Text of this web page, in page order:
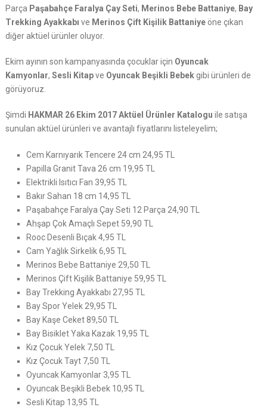
Parça Paşabahçe Faralya Çay Seti, Merinos Bebe Battaniye, Bay
Trekking Ayakkabı ve Merinos Çift Kişilik Battaniyeöne çıkan
diğer aktüel ürünler oluyor.
Ekim ayının son kampanyasında çocuklar için Oyuncak
Kamyonlar, Sesli Kitapve Oyuncak Beşikli Bebekgibi ürünleri de
görüyoruz.
Şimdi HAKMAR 26 Ekim 2017 Aktüel Ürünler Katalogu ile satışa
sunulan aktüel ürünleri ve avantajlı fiyatlarını listeleyelim;
Cem Karnıyarık Tencere 24 cm 24,95 TL
Papilla Granit Tava 26 cm 19,95 TL
Elektrikli Isıtıcı Fan 39,95 TL
Bakır Sahan 18 cm 14,95 TL
Paşabahçe Faralya Çay Seti 12 Parça 24,90 TL
Ahşap Çok Amaçlı Sepet 59,90 TL
Rooc Desenli Bıçak 4,95 TL
Cam Yağlık Sirkelik 6,95 TL
Merinos Bebe Battaniye 29,50 TL
Merinos Çift Kişilik Battaniye 59,95 TL
Bay Trekking Ayakkabı 27,95 TL
Bay Spor Yelek 29,95 TL
Bay Kaşe Ceket 89,50 TL
Bay Bisiklet Yaka Kazak 19,95 TL
Kız Çocuk Yelek 7,50 TL
Kız Çocuk Tayt 7,50 TL
Oyuncak Kamyonlar 3,95 TL
Oyuncak Beşikli Bebek 10,95 TL
Sesli Kitap 13,95 TL